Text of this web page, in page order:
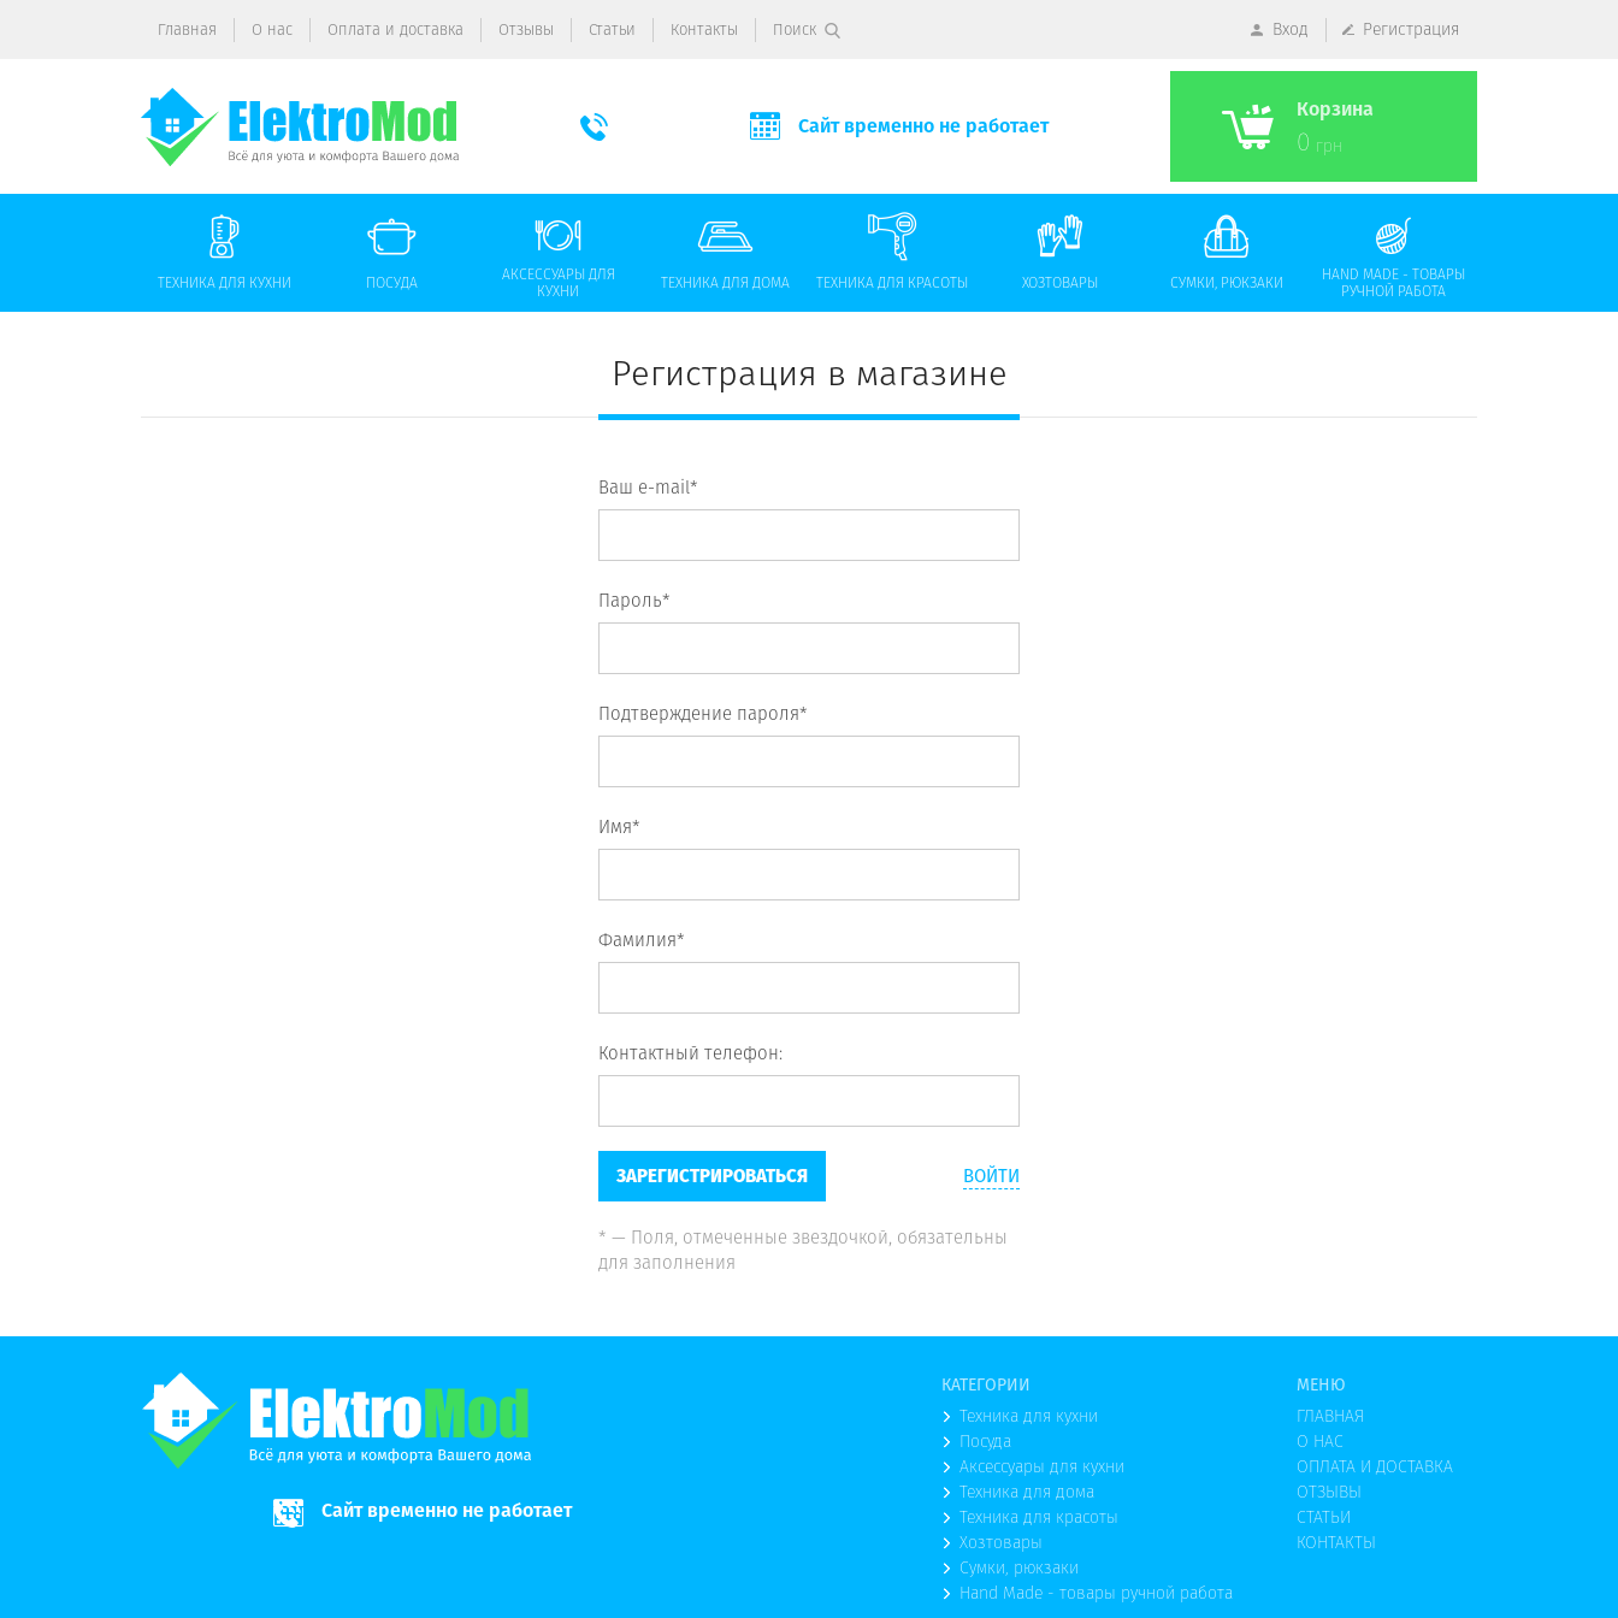
Главная О нас Оплата и доставка Отзывы Статьи Контакты Поиск Вход Регистрация
Сайт временно не работает
Корзина
0 грн
ТЕХНИКА ДЛЯ КУХНИ ПОСУДА
АКСЕССУАРЫ ДЛЯ
КУХНИ
ТЕХНИКА ДЛЯ ДОМА ТЕХНИКА ДЛЯ КРАСОТЫ ХОЗТОВАРЫ СУМКИ, РЮКЗАКИ
HAND MADE - ТОВАРЫ
РУЧНОЙ РАБОТА
Регистрация в магазине
Ваш e-mail*
Пароль*
Подтверждение пароля*
Имя*
Фамилия*
Контактный телефон:
ЗАРЕГИСТРИРОВАТЬСЯ ВОЙТИ
* — Поля, отмеченные звездочкой, обязательны
для заполнения
Сайт временно не работает
КАТЕГОРИИ
Техника для кухни
Посуда
Аксессуары для кухни
Техника для дома
Техника для красоты
Хозтовары
Сумки, рюкзаки
Hand Made - товары ручной работа
МЕНЮ
ГЛАВНАЯ
О НАС
ОПЛАТА И ДОСТАВКА
ОТЗЫВЫ
СТАТЬИ
КОНТАКТЫ